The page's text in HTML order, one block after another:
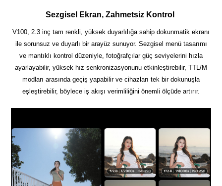
Sezgisel Ekran, Zahmetsiz Kontrol
V100, 2.3 inç tam renkli, yüksek duyarlılığa sahip dokunmatik ekranı
ile sorunsuz ve duyarlı bir arayüz sunuyor. Sezgisel menü tasarımı
ve mantıklı kontrol düzeniyle, fotoğrafçılar güç seviyelerini hızla
ayarlayabilir, yüksek hız senkronizasyonunu etkinleştirebilir, TTL/M
modları arasında geçiş yapabilir ve cihazları tek bir dokunuşla
eşleştirebilir, böylece iş akışı verimliliğini önemli ölçüde artırır.